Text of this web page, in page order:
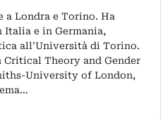
a Londra e Torino. Ha
e in Germania,
all’Università di Torino.
Critical Theory and Gender
University of London,